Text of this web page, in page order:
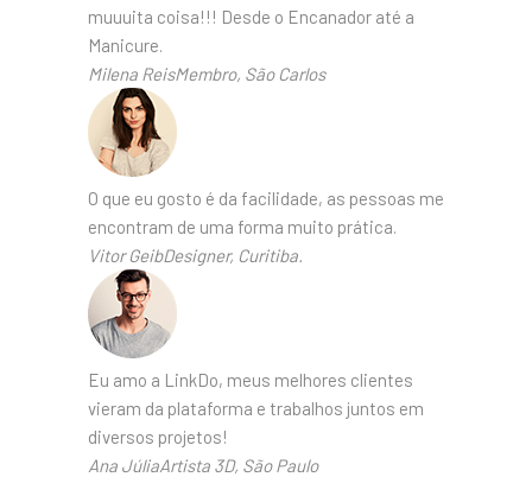
muuuita coisa!!! Desde o Encanador até a
Manicure.
Milena ReisMembro, São Carlos
O que eu gosto é da facilidade, as pessoas me
encontram de uma forma muito prática.
Vitor GeibDesigner, Curitiba.
Eu amo a LinkDo, meus melhores clientes
vieram da plataforma e trabalhos juntos em
diversos projetos!
Ana JúliaArtista 3D, São Paulo